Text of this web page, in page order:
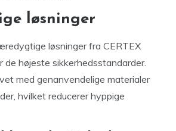
løsninger
løsninger fra CERTEX
de højeste sikkerhedsstandarder.
med genanvendelige materialer
hvilket reducerer hyppige